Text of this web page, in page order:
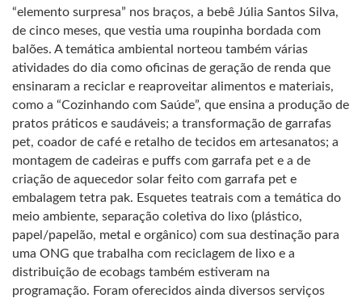
“elemento surpresa” nos braços, a bebê Júlia Santos Silva,
de cinco meses, que vestia uma roupinha bordada com
balões. A temática ambiental norteou também várias
atividades do dia como oficinas de geração de renda que
ensinaram a reciclar e reaproveitar alimentos e materiais,
como a “Cozinhando com Saúde”, que ensina a produção de
pratos práticos e saudáveis; a transformação de garrafas
pet, coador de café e retalho de tecidos em artesanatos; a
montagem de cadeiras e puffs com garrafa pet e a de
criação de aquecedor solar feito com garrafa pet e
embalagem tetra pak. Esquetes teatrais com a temática do
meio ambiente, separação coletiva do lixo (plástico,
papel/papelão, metal e orgânico) com sua destinação para
uma ONG que trabalha com reciclagem de lixo e a
distribuição de ecobags também estiveram na
programação. Foram oferecidos ainda diversos serviços